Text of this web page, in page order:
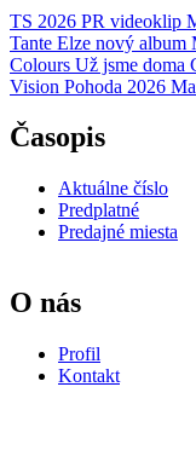
TS 2026 PR videoklip
Tante Elze nový album
Colours Už jsme doma
Vision Pohoda 2026
Časopis
Aktuálne číslo
Predplatné
Predajné miesta
O nás
Profil
Kontakt